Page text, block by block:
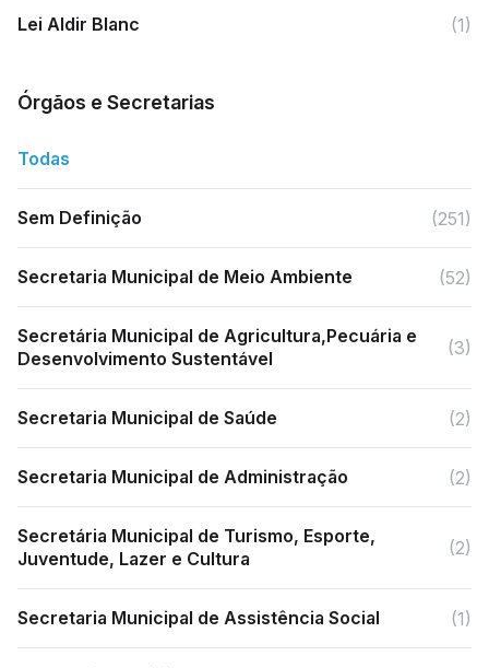
Lei Aldir Blanc (1)
Órgãos e Secretarias
Todas
Sem Definição (251)
Secretaria Municipal de Meio Ambiente (52)
Secretária Municipal de Agricultura,Pecuária e
Desenvolvimento Sustentável
(3)
Secretaria Municipal de Saúde (2)
Secretaria Municipal de Administração (2)
Secretária Municipal de Turismo, Esporte,
Juventude, Lazer e Cultura
(2)
Secretaria Municipal de Assistência Social (1)